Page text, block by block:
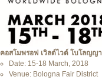
คอสโมพรอฟ เวิลด์ไวด์ โบโลญญา
Date: 15-18 March, 2018
Venue: Bologna Fair District